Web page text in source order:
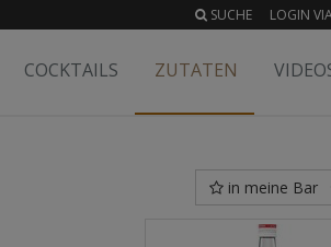
SUCHE LOGIN
COCKTAILS ZUTATEN
in meine Bar